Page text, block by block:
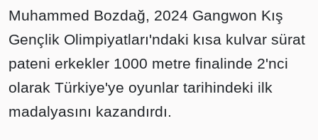
Muhammed Bozdağ, 2024 Gangwon Kış
Gençlik Olimpiyatları'ndaki kısa kulvar sürat
pateni erkekler 1000 metre finalinde 2'nci
olarak Türkiye'ye oyunlar tarihindeki ilk
madalyasını kazandırdı.